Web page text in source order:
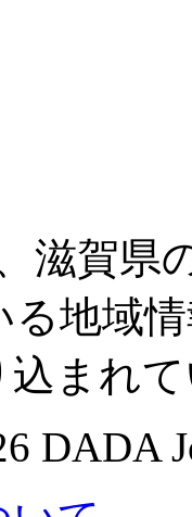
滋賀県
る地域
まれ
DADA